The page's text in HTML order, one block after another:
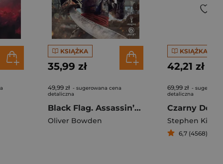
KSIĄŻKA
35,99 zł
49,99 zł - sugerowana cena
detaliczna
Black Flag. Assassin’s Creed
Oliver Bowden
KSIĄŻKA
42,21 zł
69,99 zł -
detaliczna
Czarny Dom
Stephen King
6,7 (4568)